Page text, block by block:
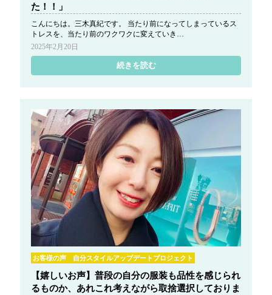
た！！」
こんにちは。三木真紀です。 当たり前になってしまっているス
トレスを、当たり前のワクワクに変えていき…
2025年2月20日
続きを読む
お客様の声 自分スタイルアップデートプロジェクト
【嬉しいお声】普段の自分の服装も品性を感じられ
るものか、あれこれ考えながら取捨選択しておりま